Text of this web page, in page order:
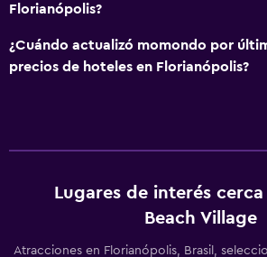
Secador de pelo
General
Espacio de almacenamiento
Florianópolis?
¿Cuándo actualizó momondo por
precios de hoteles en Florianópolis?
Lugares de interés cerca
Beach Village
Atracciones en Florianópolis, Brasil,